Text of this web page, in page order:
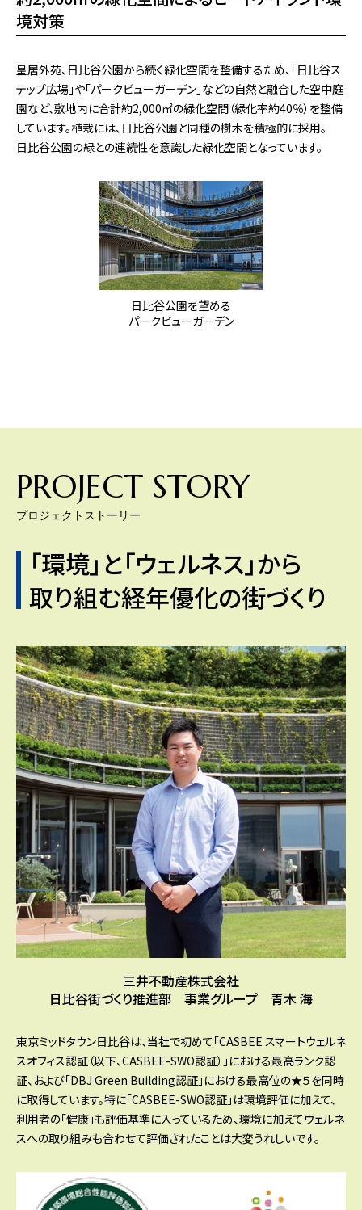
境対策
日比谷公園を望める
パークビューガーデン
皇居外苑、日比谷公園から続く緑化空間を整備するため、「日比谷ス
テップ広場」や「パークビューガーデン」などの自然と融合した空中庭
園など、敷地内に合計約2,000㎡の緑化空間（緑化率約40％）を整備
しています。植栽には、日比谷公園と同種の樹木を積極的に採用。
日比谷公園の緑との連続性を意識した緑化空間となっています。
PROJECT STORY
プロジェクトストーリー
「環境」と「ウェルネス」から
取り組む経年優化の街づくり
三井不動産株式会社
日比谷街づくり推進部 事業グループ 青木 海
東京ミッドタウン日比谷は、当社で初めて「CASBEE スマートウェルネ
スオフィス認証（以下、CASBEE-SWO認証）」における最高ランク認
証、および「DBJ Green Building認証」における最高位の★５を同時
に取得しています。特に「CASBEE-SWO認証」は環境評価に加えて、
利用者の「健康」も評価基準に入っているため、環境に加えてウェルネ
スへの取り組みも合わせて評価されたことは大変うれしいです。